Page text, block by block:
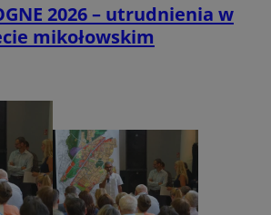
2026 – utrudnienia w
mikołowskim